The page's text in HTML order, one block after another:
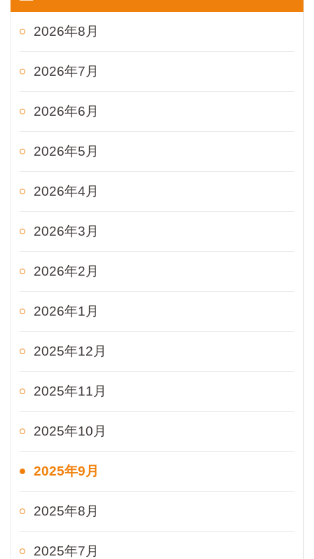
2026年8月
2026年7月
2026年6月
2026年5月
2026年4月
2026年3月
2026年2月
2026年1月
2025年12月
2025年11月
2025年10月
2025年9月
2025年8月
2025年7月